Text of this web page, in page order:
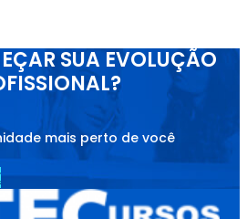
SUA EVOLUÇÃO
mais perto de você